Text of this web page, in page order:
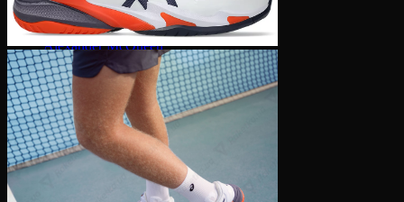
Dior
Golden Goose
Alexander McQueen
Rick Owens
Supreme
Nike Sacai
Fear of God
Lacoste
Louis Vuitton
Burberry